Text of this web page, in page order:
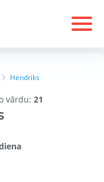
Hendriks
vārdu: 21